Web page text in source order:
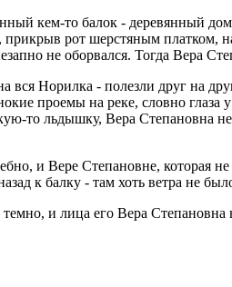
кем-то балок - деревянный
рот шерстяным платком,
не оборвался. Тогда Вера
Норилка - полезли друг на
проемы на реке, словно глаза
то льдышку, Вера Степановна
и Вере Степановне, которая не
к балку - там хоть ветра не
и лица его Вера Степановна